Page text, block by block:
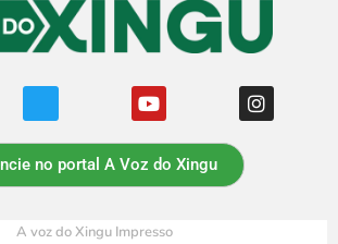
no portal A Voz do Xingu
A voz do Xingu Impresso